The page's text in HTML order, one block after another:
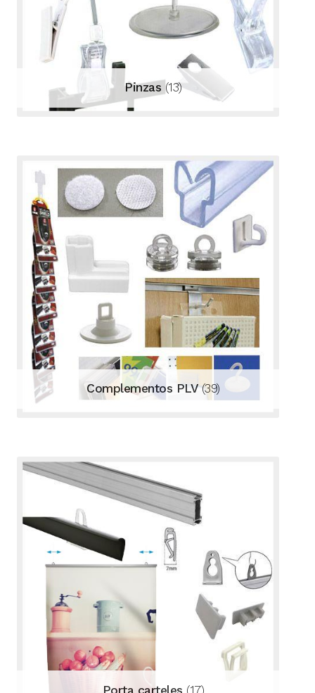
Pinzas (13)
Complementos PLV(39)
Porta carteles (17)